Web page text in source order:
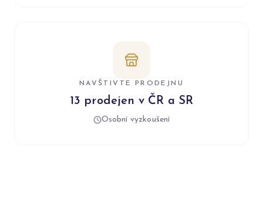
NAVŠTIVTE PRODEJNU
13 prodejen v ČR a SR
Osobní vyzkoušení